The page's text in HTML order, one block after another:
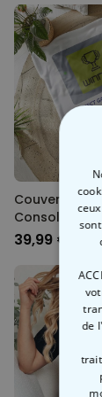
Couverture
Console de
39,99 €
de